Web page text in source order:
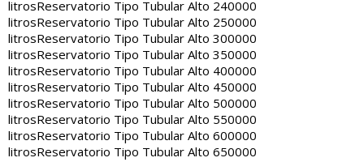
litrosReservatorio Tipo Tubular Alto 240000
litrosReservatorio Tipo Tubular Alto 250000
litrosReservatorio Tipo Tubular Alto 300000
litrosReservatorio Tipo Tubular Alto 350000
litrosReservatorio Tipo Tubular Alto 400000
litrosReservatorio Tipo Tubular Alto 450000
litrosReservatorio Tipo Tubular Alto 500000
litrosReservatorio Tipo Tubular Alto 550000
litrosReservatorio Tipo Tubular Alto 600000
litrosReservatorio Tipo Tubular Alto 650000